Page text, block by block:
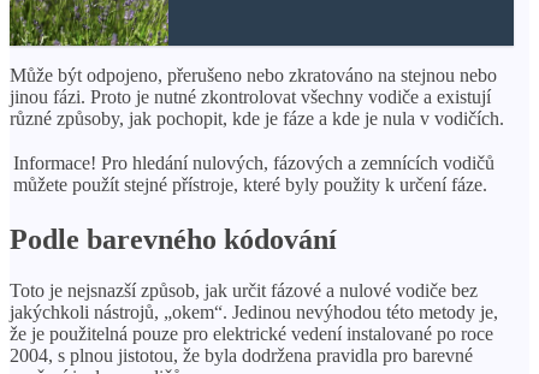
Může být odpojeno, přerušeno nebo zkratováno na stejnou nebo
jinou fázi. Proto je nutné zkontrolovat všechny vodiče a existují
různé způsoby, jak pochopit, kde je fáze a kde je nula v vodičích.
Informace! Pro hledání nulových, fázových a zemnících vodičů
můžete použít stejné přístroje, které byly použity k určení fáze.
Podle barevného kódování
Toto je nejsnazší způsob, jak určit fázové a nulové vodiče bez
jakýchkoli nástrojů, „okem“. Jedinou nevýhodou této metody je,
že je použitelná pouze pro elektrické vedení instalované po roce
2004, s plnou jistotou, že byla dodržena pravidla pro barevné